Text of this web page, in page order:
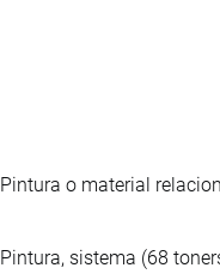
Pintura o material
Pintura, sistema (68